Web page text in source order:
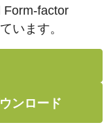
Form-factor
います。
ンロード